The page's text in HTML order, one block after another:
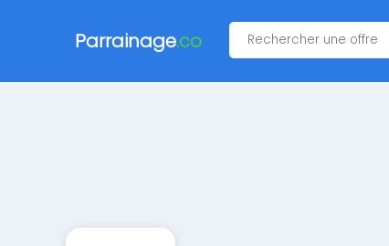
Parrainage.co